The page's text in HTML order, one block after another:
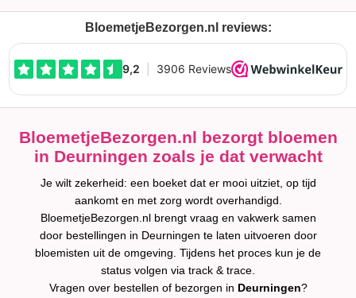
BloemetjeBezorgen.nl reviews:
BloemetjeBezorgen.nl bezorgt bloemen
in Deurningen zoals je dat verwacht
Je wilt zekerheid: een boeket dat er mooi uitziet, op tijd
aankomt en met zorg wordt overhandigd.
BloemetjeBezorgen.nl brengt vraag en vakwerk samen
door bestellingen in Deurningen te laten uitvoeren door
bloemisten uit de omgeving. Tijdens het proces kun je de
status volgen via track & trace.
Vragen over bestellen of bezorgen in Deurningen?